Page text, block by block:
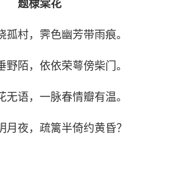
题棣棠花
孤村，霁色幽芳带雨痕。
野陌，依依荣萼傍柴门。
无语，一脉春情瓣有温。
月夜，疏篱半倚约黄昏？